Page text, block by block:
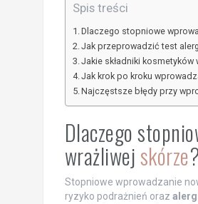
Spis treści
Dlaczego stopniowe
Jak przeprowadzić test
Jakie składniki
Jak krok po kroku
Najczęstsze błędy przy
Dlaczego
wrażliwejskórze
Stopniowe wprowadzanie
ryzyko podrażnień oraz